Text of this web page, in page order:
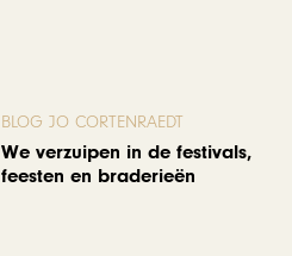
BLOG JO CORTENRAEDT
We verzuipen in de festivals,
feesten en braderieën